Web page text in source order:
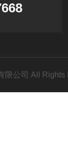
限公司 All